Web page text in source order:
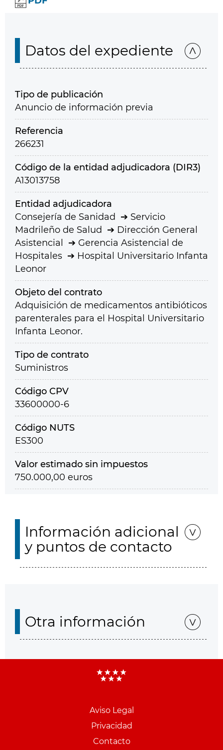
Datos del expediente
Tipo de publicación
Anuncio de información previa
Referencia
266231
Código de la entidad adjudicadora (DIR3)
A13013758
Entidad adjudicadora
Consejería de Sanidad
Servicio
Madrileño de Salud
Dirección General
Asistencial
Gerencia Asistencial de
Hospitales
Hospital Universitario Infanta
Leonor
Objeto del contrato
Adquisición de medicamentos antibióticos
parenterales para el Hospital Universitario
Infanta Leonor.
Tipo de contrato
Suministros
Código CPV
33600000-6
Código NUTS
ES300
Valor estimado sin impuestos
750.000,00 euros
Información adicional
y puntos de contacto
Otra información
Aviso Legal
Privacidad
Contacto